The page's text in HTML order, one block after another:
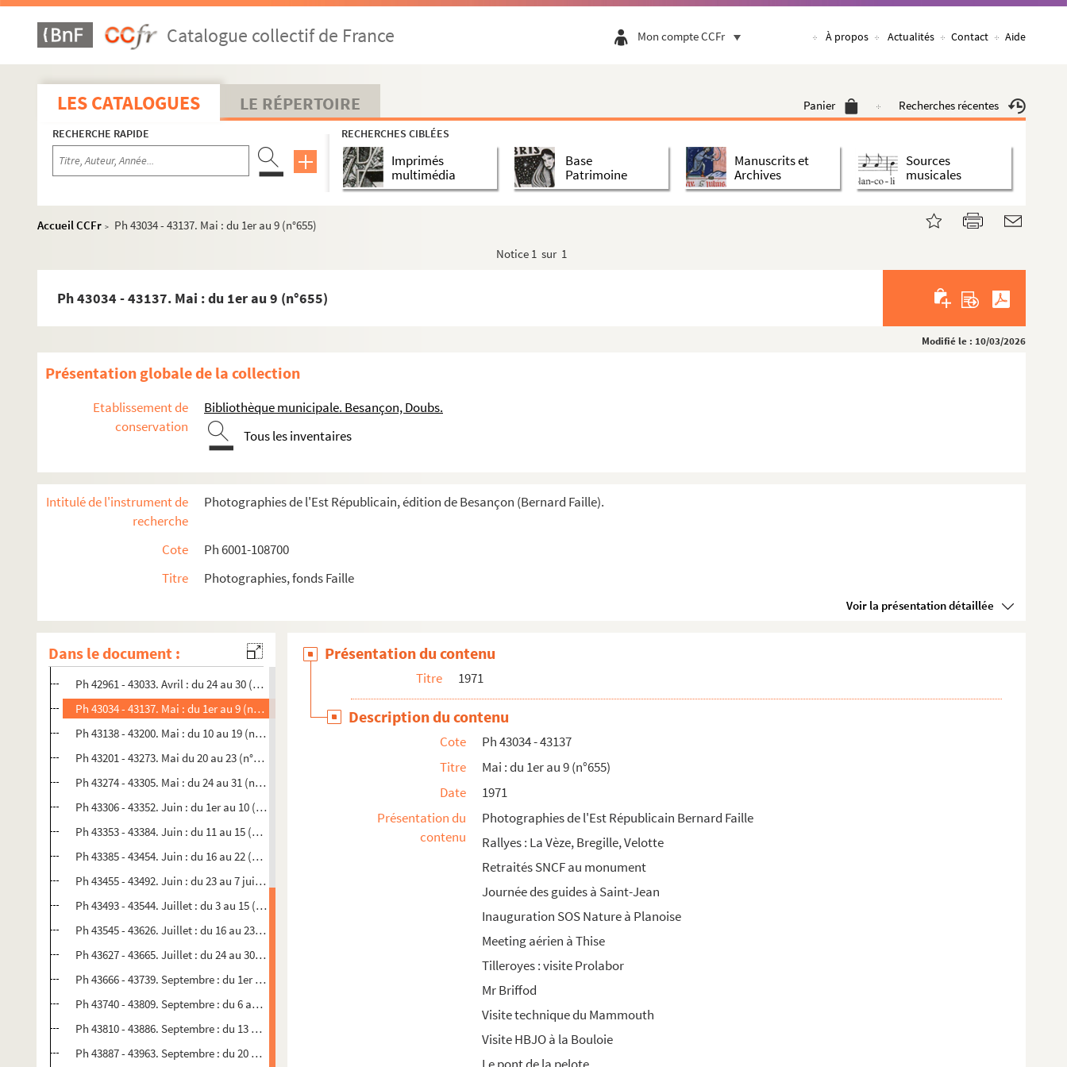
Catalogue collectif de France Mon compte CCFr À propos Actualités Contact Aide
LES CATALOGUES LE RÉPERTOIRE Panier Recherches récentes
RECHERCHE RAPIDE RECHERCHES CIBLÉES
Imprimés
multimédia
Base
Patrimoine
Manuscrits et
Archives
Sources
musicales
Accueil CCFr >
Ph 43034 - 43137. Mai : du 1er au 9 (n°655)
Notice 1 sur 1
Ph 43034 - 43137. Mai : du 1er au 9 (n°655)
Modifié le : 10/03/2026
Présentation globale de la collection
Etablissement de
conservation
Bibliothèque municipale. Besançon, Doubs.
Tous les inventaires
Intitulé de l'instrument de
recherche
Photographies de l'Est Républicain, édition de Besançon (Bernard Faille).
Cote
Ph 6001-108700
Titre
Photographies, fonds Faille
Voir la présentation détaillée
Dans le document :
1958
1958/1973
1959
1960
1961
1970
Ph 42341 - 42404. Janvier : du 1er au 15 (n°644)
Ph 42478 - 42536. Janvier : du 25 au 3 février (n°646)
Ph 42537 - 42606. Février : du 4 au 12 février (n°647)
Ph 42746 - 42795. Mars : du 2 au 10 mars (n°650)
Ph 42845 - 42905. Mars : du 22 au 27 (n°652)
Ph 42906 - 42960. Mars : du 28 au 2 avril (n°653)
Ph 42961 - 43033. Avril : du 24 au 30 (n°654)
Ph 43034 - 43137. Mai : du 1er au 9 (n°655)
Ph 43138 - 43200. Mai : du 10 au 19 (n°656)
Ph 43201 - 43273. Mai du 20 au 23 (n°657)
Ph 43274 - 43305. Mai : du 24 au 31 (n°658)
Ph 43306 - 43352. Juin : du 1er au 10 (n°659)
Ph 43353 - 43384. Juin : du 11 au 15 (n°660)
Ph 43385 - 43454. Juin : du 16 au 22 (n°661)
Ph 43455 - 43492. Juin : du 23 au 7 juillet (n°662)
Ph 43493 - 43544. Juillet : du 3 au 15 (n°663)
Ph 43545 - 43626. Juillet : du 16 au 23 (n°664)
Ph 43627 - 43665. Juillet : du 24 au 30 (n°665)
Ph 43666 - 43739. Septembre : du 1er au 5 (n°666)
Ph 43740 - 43809. Septembre : du 6 au 12 (n°667)
Ph 43810 - 43886. Septembre : du 13 au 19 (n°668)
Ph 43887 - 43963. Septembre : du 20 au 26 (n°669)
Présentation du contenu
Titre 1971
Description du contenu
Cote
Ph 43034 - 43137
Titre
Mai : du 1er au 9 (n°655)
Date
1971
Présentation du
contenu
Photographies de l'Est Républicain Bernard Faille
Rallyes : La Vèze, Bregille, Velotte
Retraités SNCF au monument
Journée des guides à Saint-Jean
Inauguration SOS Nature à Planoise
Meeting aérien à Thise
Tilleroyes : visite Prolabor
Mr Briffod
Visite technique du Mammouth
Visite HBJO à la Bouloie